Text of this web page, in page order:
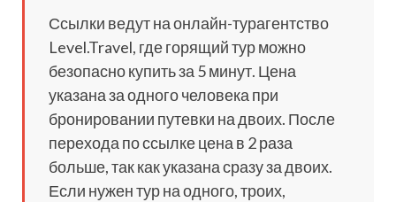
Ссылки ведут на онлайн-турагентство
Level.Travel, где горящий тур можно
безопасно купить за 5 минут. Цена
указана за одного человека при
бронировании путевки на двоих. После
перехода по ссылке цена в 2 раза
больше, так как указана сразу за двоих.
Если нужен тур на одного, троих,